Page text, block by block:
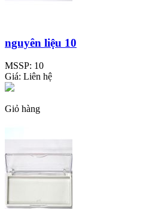
nguyên liệu 10
MSSP: 10
Giá: Liên hệ
Giỏ hàng